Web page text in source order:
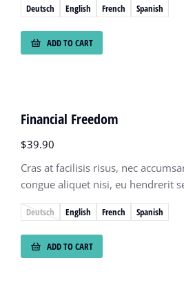
Deutsch English French Spanish
ADD TO CART
Deutsch English French Spanish
Financial Freedom
$39.90
Cras at facilisis risus, nec
congue aliquet nisi, eu hendrerit
ADD TO CART